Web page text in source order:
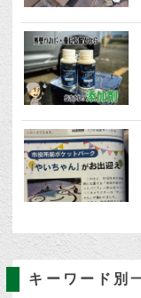
キーワード別